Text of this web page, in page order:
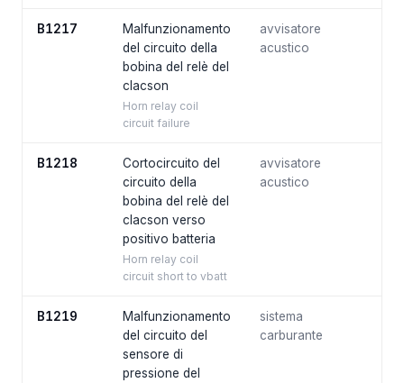
B1217
Malfunzionamento
del circuito della
bobina del relè del
clacson
Horn relay coil
circuit failure
avvisatore
acustico
B1218
Cortocircuito del
circuito della
bobina del relè del
clacson verso
positivo batteria
Horn relay coil
circuit short to vbatt
avvisatore
acustico
B1219
Malfunzionamento
del circuito del
sensore di
pressione del
sistema
carburante